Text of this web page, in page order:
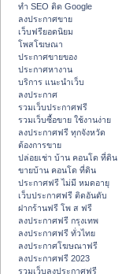
ทำ SEO ติด Google
ลงประกาศขาย
เว็บฟรียอดนิยม
โพสโฆษณา
ประกาศขายของ
ประกาศหางาน
บริการ แนะนำเว็บ
ลงประกาศ
รวมเว็บประกาศฟรี
รวมเว็บซื้อขาย ใช้งานง่าย
ลงประกาศฟรี ทุกจังหวัด
ต้องการขาย
ปล่อยเช่า บ้าน คอนโด ที่ดิน
ขายบ้าน คอนโด ที่ดิน
ประกาศฟรี ไม่มี หมดอายุ
เว็บประกาศฟรี ติดอันดับ
ฝากร้านฟรี โพ ส ฟรี
ลงประกาศฟรี กรุงเทพ
ลงประกาศฟรี ทั่วไทย
ลงประกาศโฆษณาฟรี
ลงประกาศฟรี 2023
รวมเว็บลงประกาศฟรี